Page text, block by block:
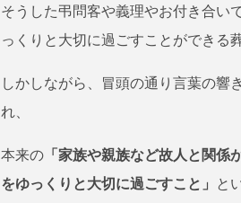
そうした弔問客や義理やお付き合い
っくりと大切に過ごすことができる
しかしながら、冒頭の通り言葉の響
れ、
本来の 「家族や親族など故人と関
をゆっくりと大切に過ごすこと」
と